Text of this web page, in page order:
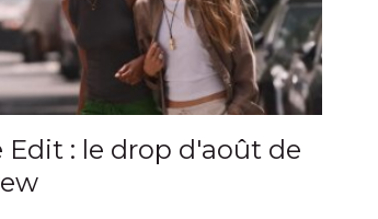
Edit : le drop d'août de